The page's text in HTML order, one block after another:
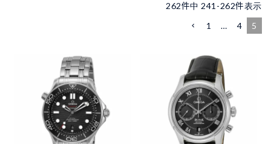
262件中 241 -262件表示
1
… 4 5